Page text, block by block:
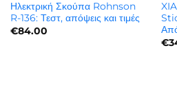
Ηλεκτρική Σκούπα Rohnson
R-136: Τεστ, απόψεις και τιμές
€84.00
€